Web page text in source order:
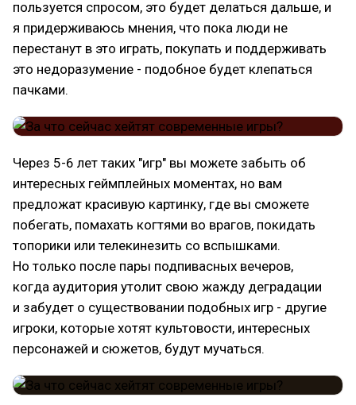
пользуется спросом, это будет делаться дальше, и
я придерживаюсь мнения, что пока люди не
перестанут в это играть, покупать и поддерживать
это недоразумение - подобное будет клепаться
пачками.
Через 5-6 лет таких "игр" вы можете забыть об
интересных геймплейных моментах, но вам
предложат красивую картинку, где вы сможете
побегать, помахать когтями во врагов, покидать
топорики или телекинезить со вспышками.
Но только после пары подпивасных вечеров,
когда аудитория утолит свою жажду деградации
и забудет о существовании подобных игр - другие
игроки, которые хотят культовости, интересных
персонажей и сюжетов, будут мучаться.